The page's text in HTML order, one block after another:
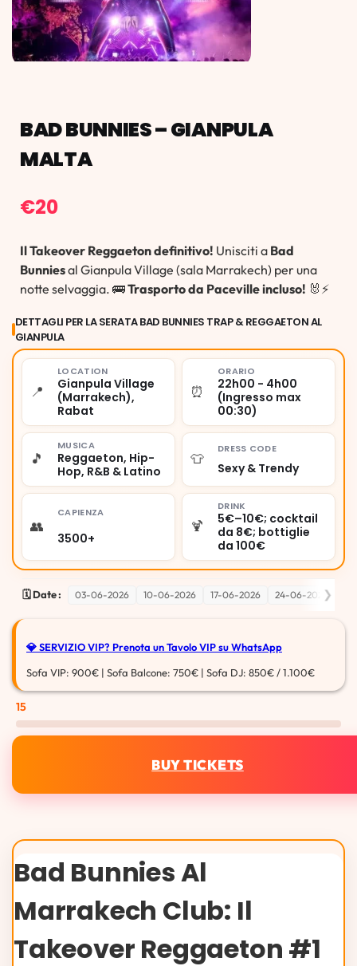
BAD BUNNIES – GIANPULA
MALTA
€20
Il Takeover Reggaeton definitivo! Unisciti a Bad
Bunniesal Gianpula Village (sala Marrakech) per una
notte selvaggia. 🚌Trasporto da Paceville incluso! 🐰⚡
DETTAGLI PER LA SERATA BAD BUNNIES TRAP & REGGAETON AL
GIANPULA
📍
LOCATION
Gianpula Village
(Marrakech),
Rabat
⏰
ORARIO
22h00 - 4h00
(Ingresso max
00:30)
🎵
MUSICA
Reggaeton, Hip-
Hop, R&B & Latino
👕
DRESS CODE
Sexy & Trendy
👥
CAPIENZA
3500+
🍹
DRINK
5€–10€; cocktail
da 8€; bottiglie
da 100€
🗓️ Date : 03-06-2026 10-06-2026 17-06-2026 24-06-2026❯
💎 SERVIZIO VIP? Prenota un Tavolo VIP su WhatsApp
Sofa VIP: 900€ | Sofa Balcone: 750€ | Sofa DJ: 850€ / 1.100€
15
BUY TICKETS
Bad Bunnies Al
Marrakech Club: Il
Takeover Reggaeton #1